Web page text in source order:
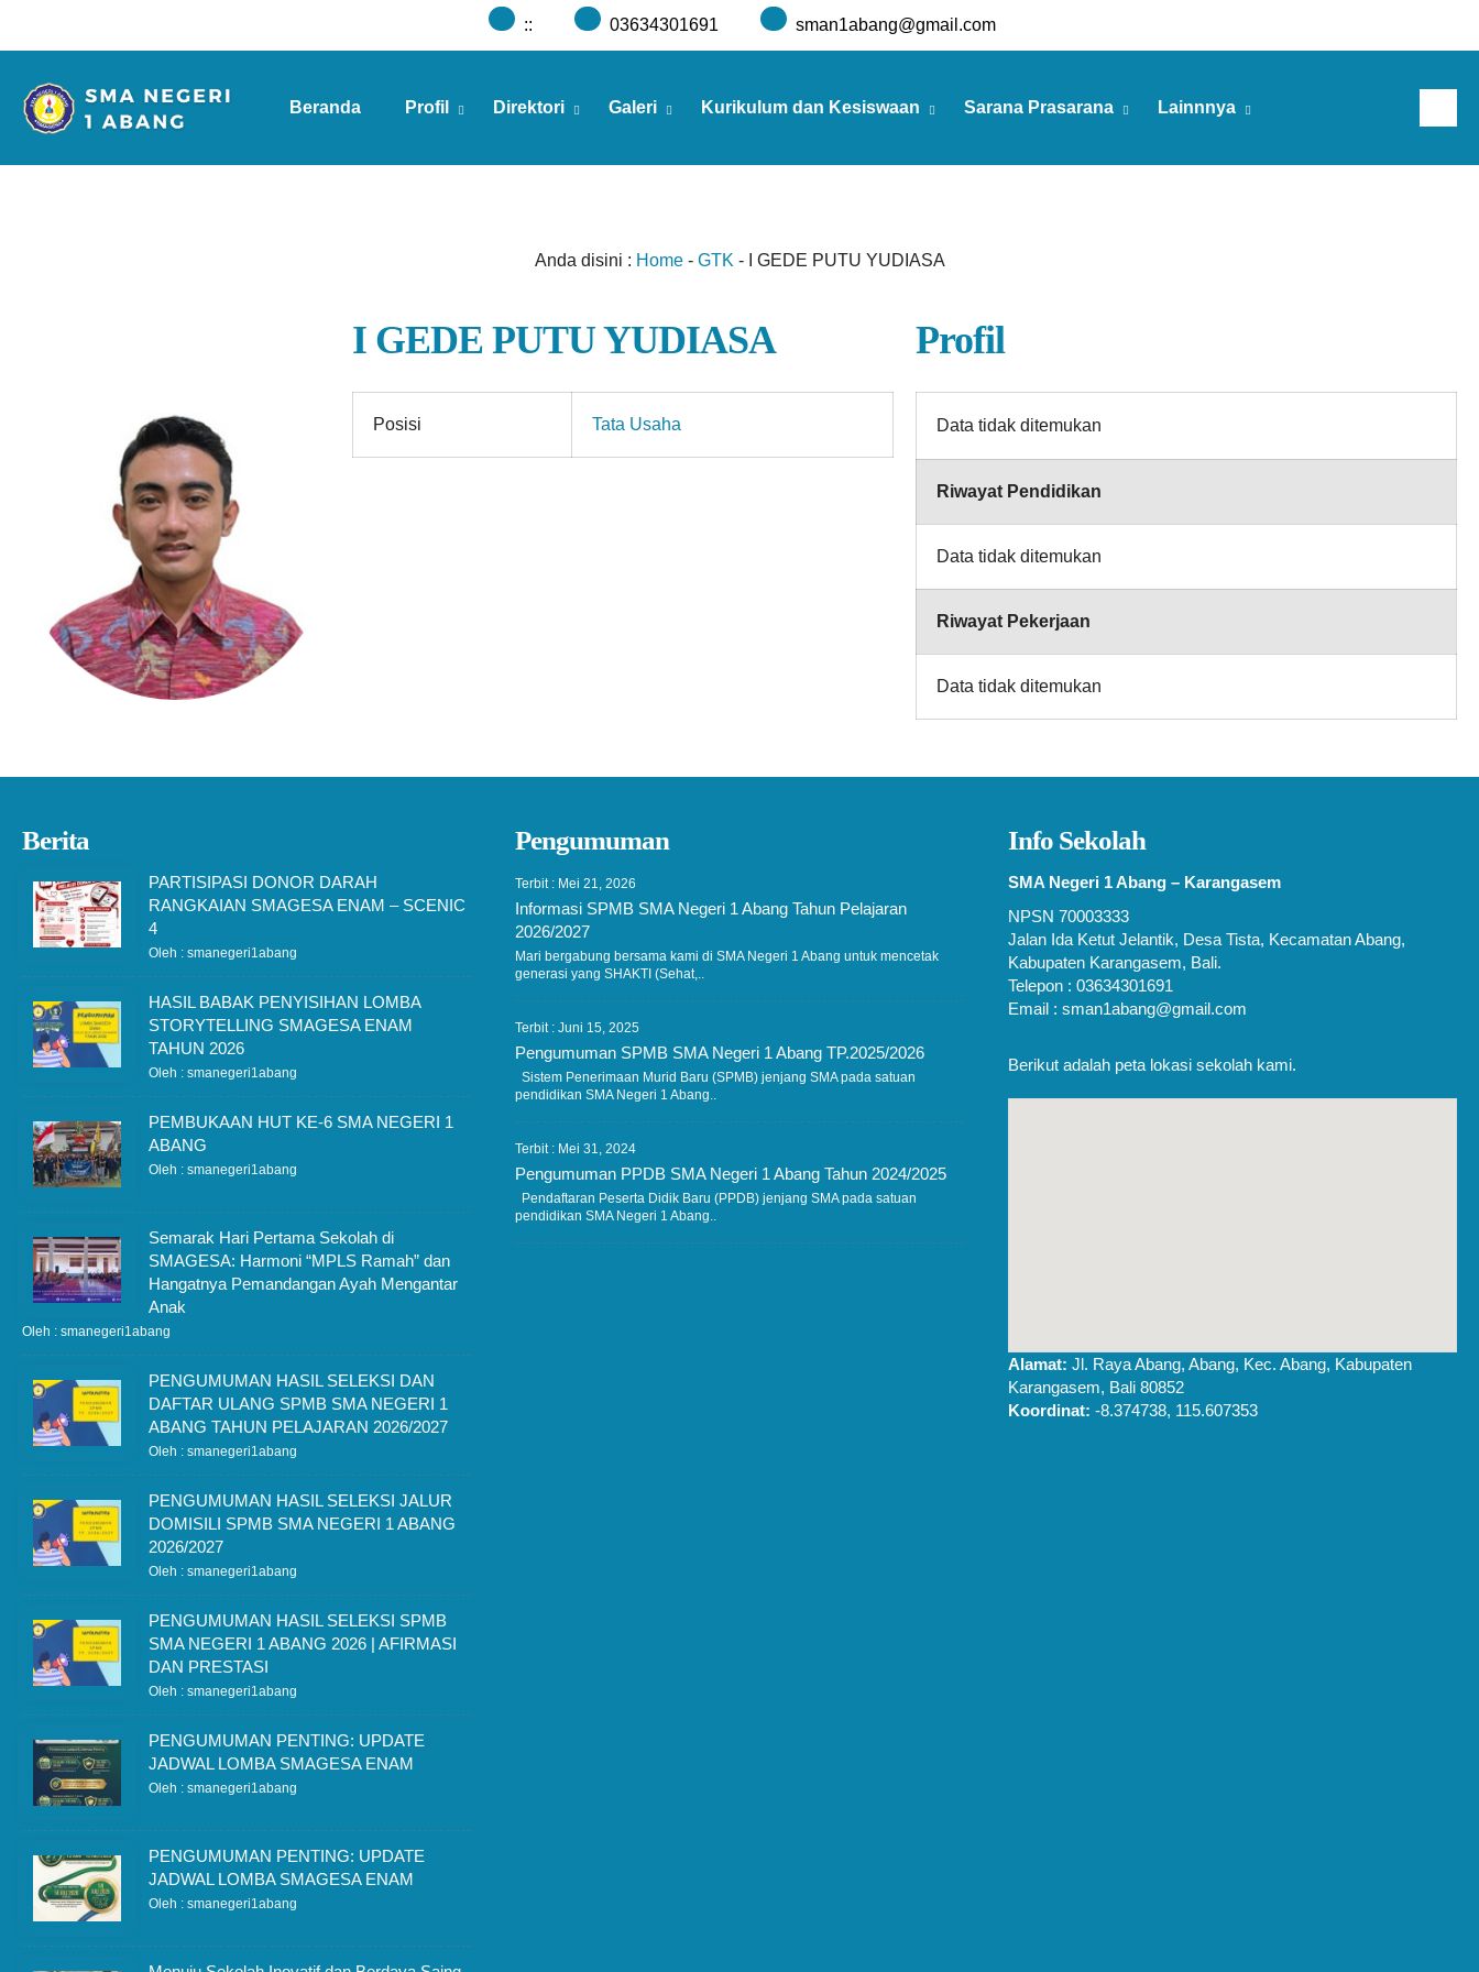
:: 03634301691 sman1abang@gmail.com
Beranda Profil Direktori Galeri Kurikulum dan Kesiswaan Sarana Prasarana Lainnnya
Anda disini : Home- GTK - I GEDE PUTU YUDIASA
I GEDE PUTU YUDIASA
Posisi Tata Usaha
Profil
Data tidak ditemukan
Riwayat Pendidikan
Data tidak ditemukan
Riwayat Pekerjaan
Data tidak ditemukan
Berita
PARTISIPASI DONOR DARAH
RANGKAIAN SMAGESA ENAM – SCENIC
4
Oleh : smanegeri1abang
HASIL BABAK PENYISIHAN LOMBA
STORYTELLING SMAGESA ENAM
TAHUN 2026
Oleh : smanegeri1abang
PEMBUKAAN HUT KE-6 SMA NEGERI 1
ABANG
Oleh : smanegeri1abang
Semarak Hari Pertama Sekolah di
SMAGESA: Harmoni “MPLS Ramah” dan
Hangatnya Pemandangan Ayah Mengantar
Anak
Oleh : smanegeri1abang
PENGUMUMAN HASIL SELEKSI DAN
DAFTAR ULANG SPMB SMA NEGERI 1
ABANG TAHUN PELAJARAN 2026/2027
Oleh : smanegeri1abang
PENGUMUMAN HASIL SELEKSI JALUR
DOMISILI SPMB SMA NEGERI 1 ABANG
2026/2027
Oleh : smanegeri1abang
PENGUMUMAN HASIL SELEKSI SPMB
SMA NEGERI 1 ABANG 2026 | AFIRMASI
DAN PRESTASI
Oleh : smanegeri1abang
PENGUMUMAN PENTING: UPDATE
JADWAL LOMBA SMAGESA ENAM
Oleh : smanegeri1abang
PENGUMUMAN PENTING: UPDATE
JADWAL LOMBA SMAGESA ENAM
Oleh : smanegeri1abang
Pengumuman
Terbit : Mei 21, 2026
Informasi SPMB SMA Negeri 1 Abang Tahun Pelajaran
2026/2027
Mari bergabung bersama kami di SMA Negeri 1 Abang untuk mencetak
generasi yang SHAKTI (Sehat,..
Terbit : Juni 15, 2025
Pengumuman SPMB SMA Negeri 1 Abang TP.2025/2026
Sistem Penerimaan Murid Baru (SPMB) jenjang SMA pada satuan
pendidikan SMA Negeri 1 Abang..
Terbit : Mei 31, 2024
Pengumuman PPDB SMA Negeri 1 Abang Tahun 2024/2025
Pendaftaran Peserta Didik Baru (PPDB) jenjang SMA pada satuan
pendidikan SMA Negeri 1 Abang..
Info Sekolah
SMA Negeri 1 Abang – Karangasem
NPSN 70003333
Jalan Ida Ketut Jelantik, Desa Tista, Kecamatan Abang,
Kabupaten Karangasem, Bali.
Telepon : 03634301691
Email : sman1abang@gmail.com
Berikut adalah peta lokasi sekolah kami.
Alamat: Jl. Raya Abang, Abang, Kec. Abang, Kabupaten
Karangasem, Bali 80852
Koordinat: -8.374738, 115.607353